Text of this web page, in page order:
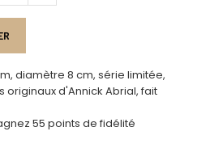
diamètre 8 cm, série limitée,
d'Annick Abrial, fait
55 points de fidélité